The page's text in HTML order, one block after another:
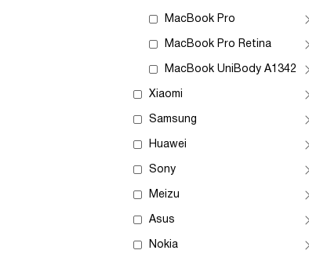
MacBook Pro
MacBook Pro Retina
MacBook UniBody A1342
Xiaomi
Samsung
Huawei
Sony
Meizu
Asus
Nokia